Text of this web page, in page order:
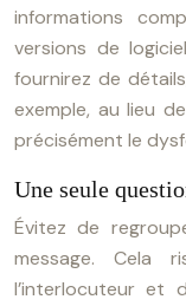
informations
versions de
fournirez de
exemple, au lieu
précisément le
Une seule
Évitez de
message. Cela
l’interlocuteur et